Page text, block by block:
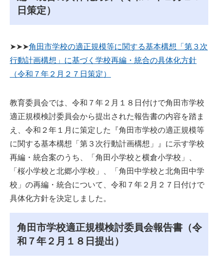
日策定）
➤➤➤角田市学校の適正規模等に関する基本構想「第３次
行動計画構想」に基づく学校再編・統合の具体化方針
（令和７年２月２７日策定）
教育委員会では、令和７年２月１８日付けで角田市学校
適正規模検討委員会から提出された報告書の内容を踏ま
え、令和２年１月に策定した『角田市学校の適正規模等
に関する基本構想「第３次行動計画構想」』に示す学校
再編・統合案のうち、「角田小学校と横倉小学校」、
「桜小学校と北郷小学校」、「角田中学校と北角田中学
校」の再編・統合について、令和７年２月２７日付けで
具体化方針を決定しました。
角田市学校適正規模検討委員会報告書（令
和７年２月１８日提出）